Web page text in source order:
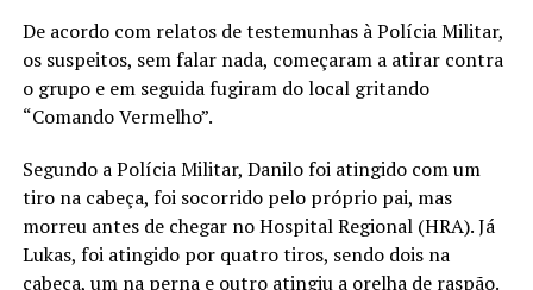
De acordo com relatos de testemunhas à Polícia Militar,
os suspeitos, sem falar nada, começaram a atirar contra
o grupo e em seguida fugiram do local gritando
“Comando Vermelho”.
Segundo a Polícia Militar, Danilo foi atingido com um
tiro na cabeça, foi socorrido pelo próprio pai, mas
morreu antes de chegar no Hospital Regional (HRA). Já
Lukas, foi atingido por quatro tiros, sendo dois na
cabeça, um na perna e outro atingiu a orelha de raspão.